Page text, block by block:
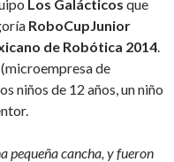
Los Galácticos que
RoboCupJunior
de Robótica 2014.
(microempresa de
niños de 12 años, un niño
pequeña cancha, y fueron